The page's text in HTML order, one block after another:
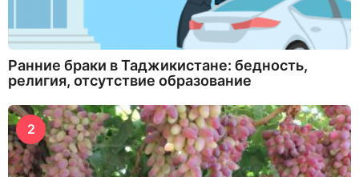
Ранние браки в Таджикистане: бедность,
религия, отсутствие образование
2